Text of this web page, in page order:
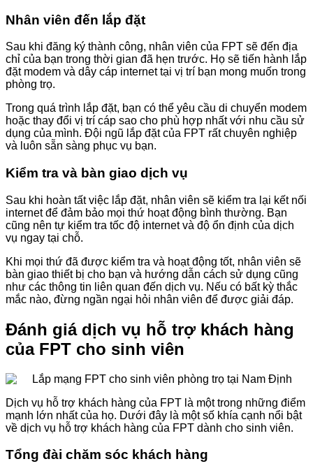
Nhân viên đến lắp đặt
Sau khi đăng ký thành công, nhân viên của FPT sẽ đến địa
chỉ của bạn trong thời gian đã hẹn trước. Họ sẽ tiến hành lắp
đặt modem và dây cáp internet tại vị trí bạn mong muốn trong
phòng trọ.
Trong quá trình lắp đặt, bạn có thể yêu cầu di chuyển modem
hoặc thay đổi vị trí cáp sao cho phù hợp nhất với nhu cầu sử
dụng của mình. Đội ngũ lắp đặt của FPT rất chuyên nghiệp
và luôn sẵn sàng phục vụ bạn.
Kiểm tra và bàn giao dịch vụ
Sau khi hoàn tất việc lắp đặt, nhân viên sẽ kiểm tra lại kết nối
internet để đảm bảo mọi thứ hoạt động bình thường. Bạn
cũng nên tự kiểm tra tốc độ internet và độ ổn định của dịch
vụ ngay tại chỗ.
Khi mọi thứ đã được kiểm tra và hoạt động tốt, nhân viên sẽ
bàn giao thiết bị cho bạn và hướng dẫn cách sử dụng cũng
như các thông tin liên quan đến dịch vụ. Nếu có bất kỳ thắc
mắc nào, đừng ngần ngại hỏi nhân viên để được giải đáp.
Đánh giá dịch vụ hỗ trợ khách hàng
của FPT cho sinh viên
Dịch vụ hỗ trợ khách hàng của FPT là một trong những điểm
mạnh lớn nhất của họ. Dưới đây là một số khía cạnh nổi bật
về dịch vụ hỗ trợ khách hàng của FPT dành cho sinh viên.
Tổng đài chăm sóc khách hàng